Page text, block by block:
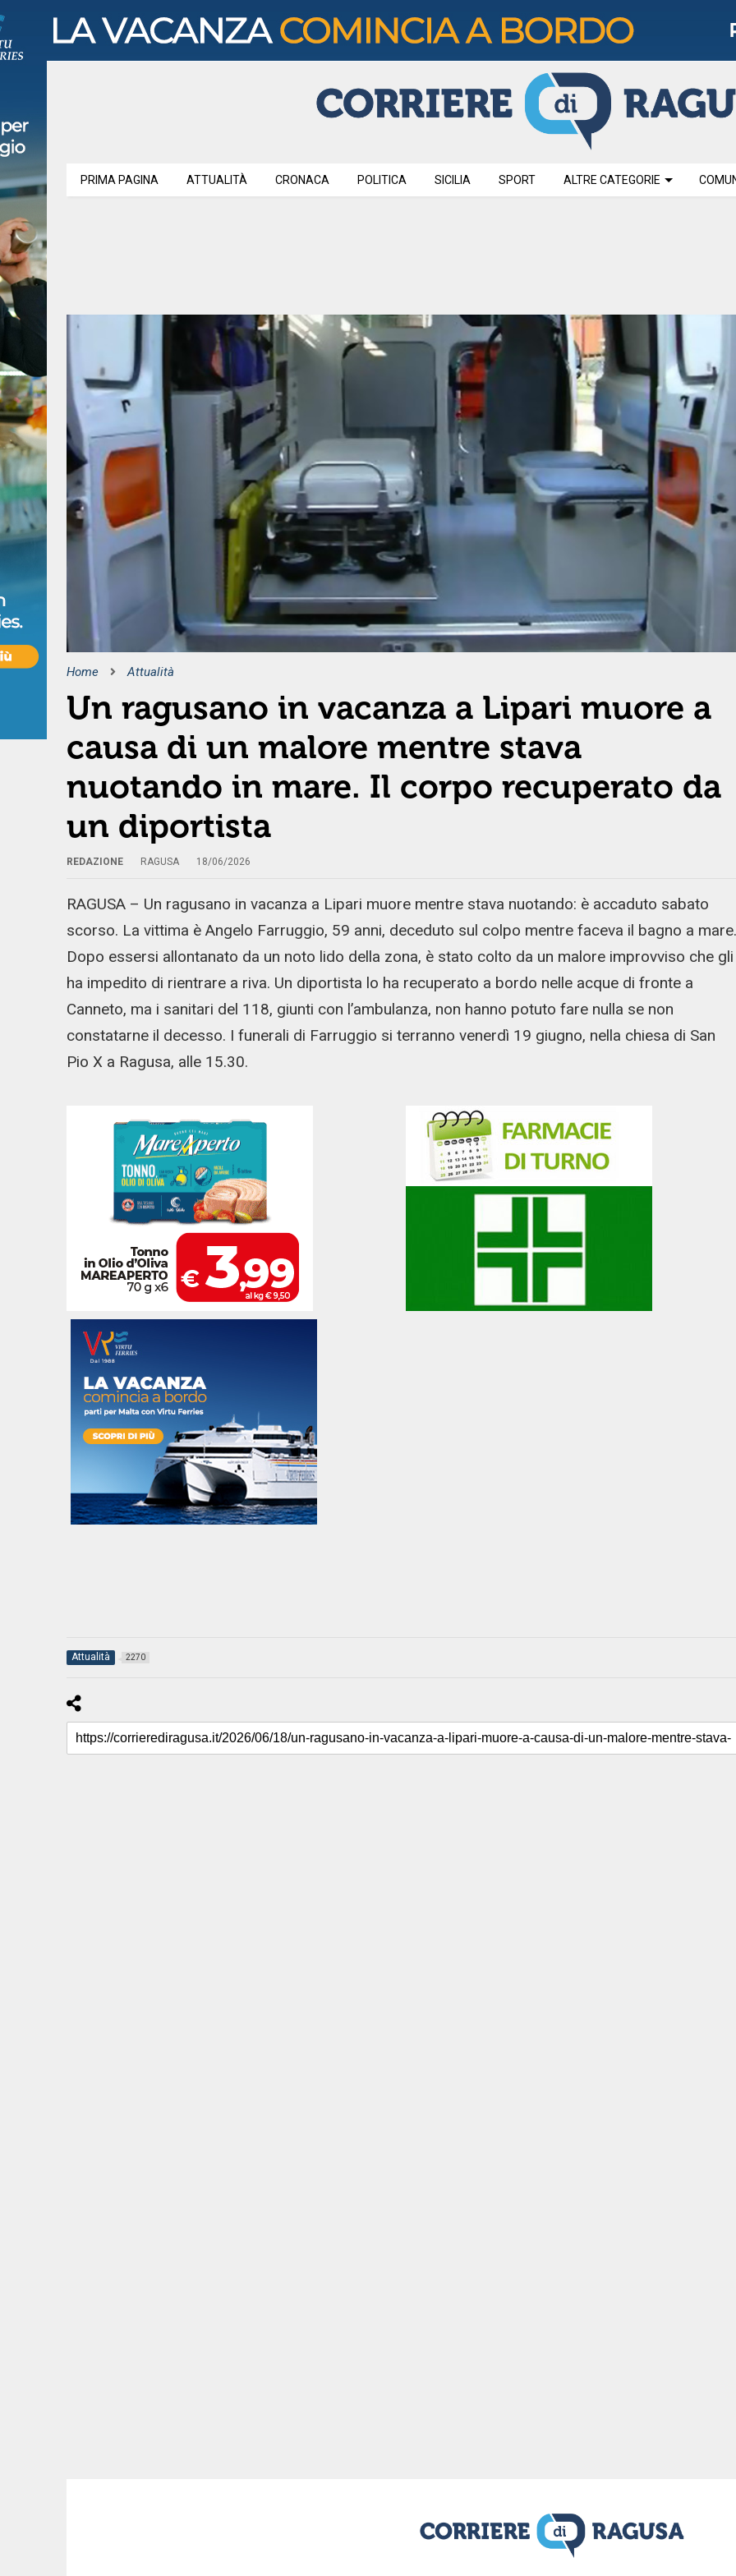
PRIMA PAGINA ATTUALITÀ CRONACA POLITICA SICILIA SPORT ALTRE CATEGORIE
Home Attualità
Un ragusano in vacanza a Lipari muore a
causa di un malore mentre stava
nuotando in mare. Il corpo recuperato da
un diportista
REDAZIONE RAGUSA 18/06/2026
RAGUSA – Un ragusano in vacanza a Lipari muore mentre stava nuotando: è accaduto sabato
scorso. La vittima è Angelo Farruggio, 59 anni, deceduto sul colpo mentre faceva il bagno a mare.
Dopo essersi allontanato da un noto lido della zona, è stato colto da un malore improvviso che gli
ha impedito di rientrare a riva. Un diportista lo ha recuperato a bordo nelle acque di fronte a
Canneto, ma i sanitari del 118, giunti con l’ambulanza, non hanno potuto fare nulla se non
constatarne il decesso. I funerali di Farruggio si terranno venerdì 19 giugno, nella chiesa di San
Pio X a Ragusa, alle 15.30.
Attualità 2270